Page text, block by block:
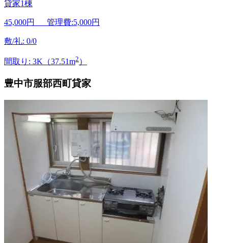
貸家1棟
45,000円 管理費:5,000円
敷/礼: 0/0
間取り: 3K（37.51m2 ）
豊中市服部西町貸家